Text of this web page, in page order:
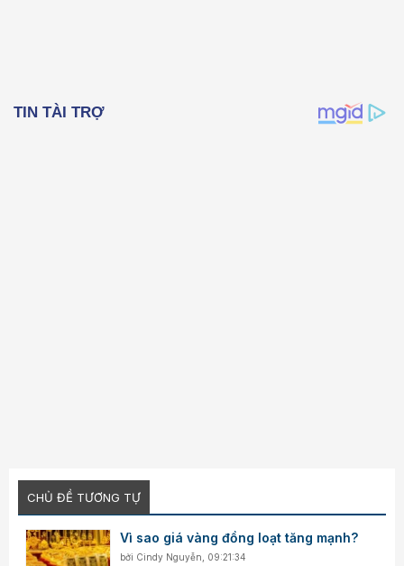
CHỦ ĐỀ TƯƠNG TỰ
Vì sao giá vàng đồng loạt tăng mạnh?
bởi Cindy Nguyễn 09:21:34